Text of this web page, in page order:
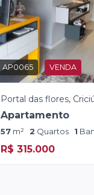
AP0065 VENDA
Portal das flores,
Apartamento
57 m² 2 Quartos 1
R$ 315.000